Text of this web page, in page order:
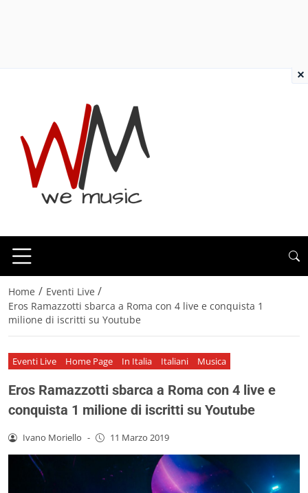
Home / Eventi Live /
Eros Ramazzotti sbarca a Roma con 4 live e conquista 1
milione di iscritti su Youtube
Eventi Live Home Page In Italia Italiani Musica
Eros Ramazzotti sbarca a Roma con 4 live e
conquista 1 milione di iscritti su Youtube
Ivano Moriello - 11 Marzo 2019
×